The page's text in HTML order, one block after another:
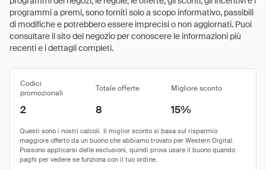
programmi a premi, sono forniti solo a scopo informativo, passibili
di modifiche e potrebbero essere imprecisi o non aggiornati. Puoi
consultare il sito del negozio per conoscere le informazioni più
recenti e i dettagli completi.
Codici
promozionali
Totale offerte Migliore sconto
2 8 15%